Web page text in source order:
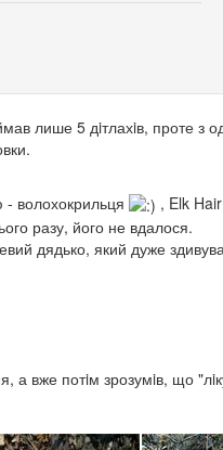
лише 5 дiтлахiв, проте з
волохокрильця
, Elk
разу, його не вдалося.
дядько, який дуже
а вже потiм зрозумiв, що